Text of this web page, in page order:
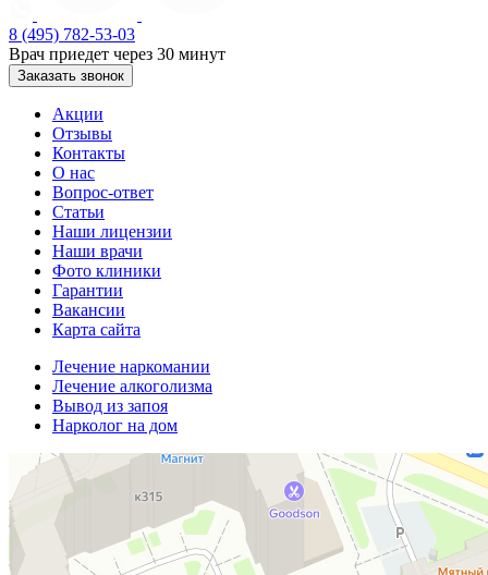
8 (495) 782-53-03
Врач приедет через 30 минут
Заказать звонок
Акции
Отзывы
Контакты
О нас
Вопрос-ответ
Статьи
Наши лицензии
Наши врачи
Фото клиники
Гарантии
Вакансии
Карта сайта
Лечение наркомании
Лечение алкоголизма
Вывод из запоя
Нарколог на дом